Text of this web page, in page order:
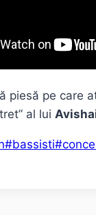
piesă pe care
al lui
#bassisti#